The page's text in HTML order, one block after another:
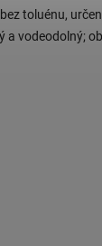
toluénu,
a vodeodolný;